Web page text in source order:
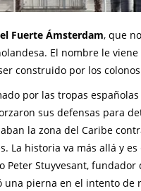
el Fuerte Ámsterdam, que
El nombre le viene
construido por los
por las tropas
sus defensas para
la zona del Caribe
La historia va más allá y es
Peter Stuyvesant, fundador
una pierna en el intento de